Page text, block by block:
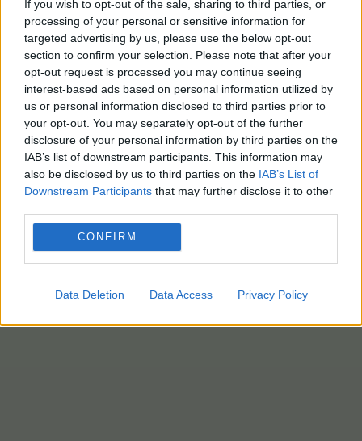
If you wish to opt-out of the sale, sharing to third parties, or
processing of your personal or sensitive information for
targeted advertising by us, please use the below opt-out
section to confirm your selection. Please note that after your
opt-out request is processed you may continue seeing
interest-based ads based on personal information utilized by
us or personal information disclosed to third parties prior to
your opt-out. You may separately opt-out of the further
disclosure of your personal information by third parties on the
IAB’s list of downstream participants. This information may
also be disclosed by us to third parties on the IAB’s List of
Downstream Participants that may further disclose it to other
CONFIRM
Data Deletion Data Access Privacy Policy